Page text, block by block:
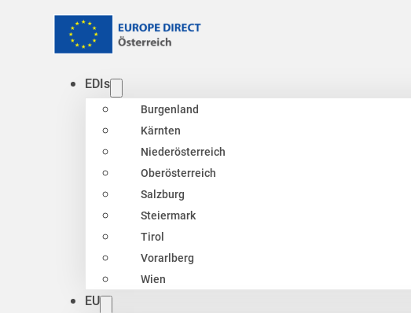
EDIs
Burgenland
Kärnten
Niederösterreich
Oberösterreich
Salzburg
Steiermark
Tirol
Vorarlberg
Wien
EU